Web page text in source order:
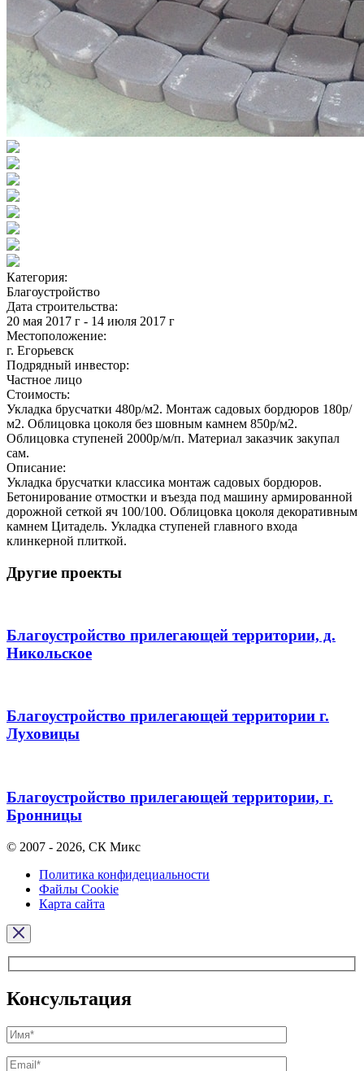
Категория:
Благоустройство
Дата строительства:
20 мая 2017 г - 14 июля 2017 г
Местоположение:
г. Егорьевск
Подрядный инвестор:
Частное лицо
Стоимость:
Укладка брусчатки 480р/м2. Монтаж садовых бордюров 180р/
м2. Облицовка цоколя без шовным камнем 850р/м2.
Облицовка ступеней 2000р/м/п. Материал заказчик закупал
сам.
Описание:
Укладка брусчатки классика монтаж садовых бордюров.
Бетонирование отмостки и въезда под машину армированной
дорожной сеткой яч 100/100. Облицовка цоколя декоративным
камнем Цитадель. Укладка ступеней главного входа
клинкерной плиткой.
Другие проекты
Благоустройство прилегающей территории, д.
Никольское
Благоустройство прилегающей территории г.
Луховицы
Благоустройство прилегающей территории, г.
Бронницы
© 2007 - 2026, СК Микс
Политика конфидециальности
Файлы Cookie
Карта сайта
Консультация